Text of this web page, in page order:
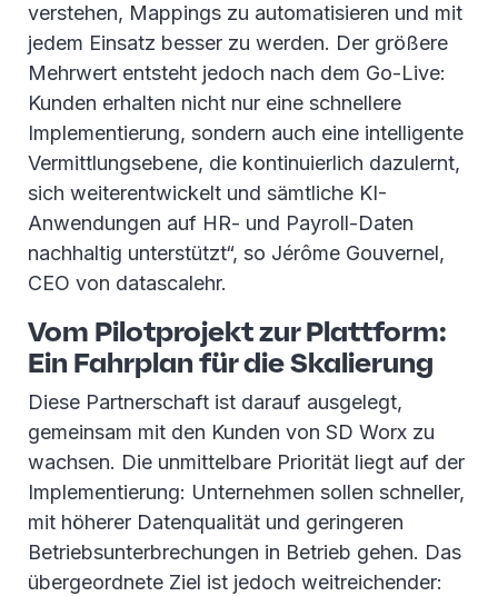
verstehen, Mappings zu automatisieren und mit
jedem Einsatz besser zu werden. Der größere
Mehrwert entsteht jedoch nach dem Go-Live:
Kunden erhalten nicht nur eine schnellere
Implementierung, sondern auch eine intelligente
Vermittlungsebene, die kontinuierlich dazulernt,
sich weiterentwickelt und sämtliche KI-
Anwendungen auf HR- und Payroll-Daten
nachhaltig unterstützt“, so Jérôme Gouvernel,
CEO von datascalehr.
Vom Pilotprojekt zur Plattform:
Ein Fahrplan für die Skalierung
Diese Partnerschaft ist darauf ausgelegt,
gemeinsam mit den Kunden von SD Worx zu
wachsen. Die unmittelbare Priorität liegt auf der
Implementierung: Unternehmen sollen schneller,
mit höherer Datenqualität und geringeren
Betriebsunterbrechungen in Betrieb gehen. Das
übergeordnete Ziel ist jedoch weitreichender: